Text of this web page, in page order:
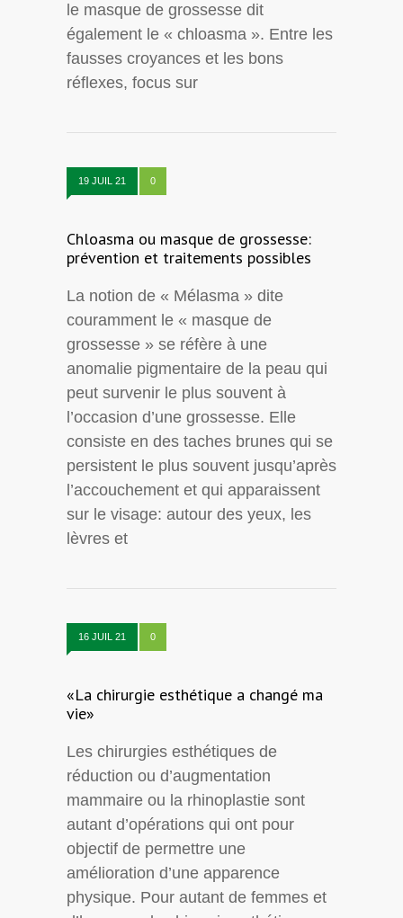
le masque de grossesse dit
également le « chloasma ». Entre les
fausses croyances et les bons
réflexes, focus sur
19 JUIL 21 0
Chloasma ou masque de grossesse:
prévention et traitements possibles
La notion de « Mélasma » dite
couramment le « masque de
grossesse » se réfère à une
anomalie pigmentaire de la peau qui
peut survenir le plus souvent à
l’occasion d’une grossesse. Elle
consiste en des taches brunes qui se
persistent le plus souvent jusqu’après
l’accouchement et qui apparaissent
sur le visage: autour des yeux, les
lèvres et
16 JUIL 21 0
«La chirurgie esthétique a changé ma
vie»
Les chirurgies esthétiques de
réduction ou d’augmentation
mammaire ou la rhinoplastie sont
autant d’opérations qui ont pour
objectif de permettre une
amélioration d’une apparence
physique. Pour autant de femmes et